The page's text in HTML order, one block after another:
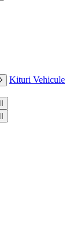
Kituri Vehicule